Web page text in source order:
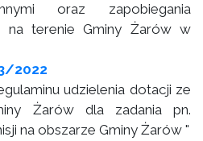
oraz zapobiegania
na terenie Gminy Żarów w
2022
udzielenia dotacji ze
Żarów dla zadania pn.
na obszarze Gminy Żarów "